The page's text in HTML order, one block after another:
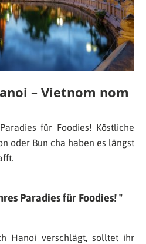
– Vietnom nom
für Foodies! Köstliche
oder Bun cha haben es längst
Paradies für Foodies!
Hanoi verschlägt, solltet ihr